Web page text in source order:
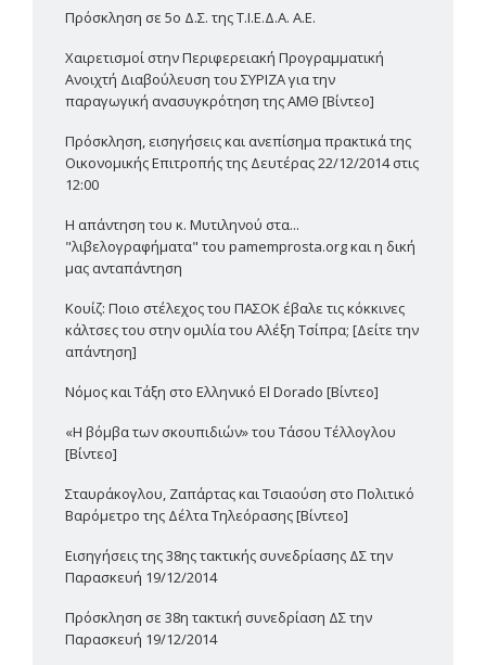
Πρόσκληση σε 5ο Δ.Σ. της Τ.Ι.Ε.Δ.Α. Α.Ε.
Χαιρετισμοί στην Περιφερειακή Προγραμματική
Ανοιχτή Διαβούλευση του ΣΥΡΙΖΑ για την
παραγωγική ανασυγκρότηση της ΑΜΘ [Βίντεο]
Πρόσκληση, εισηγήσεις και ανεπίσημα πρακτικά της
Οικονομικής Επιτροπής της Δευτέρας 22/12/2014 στις
12:00
Η απάντηση του κ. Μυτιληνού στα...
"λιβελογραφήματα" του pamemprosta.org και η δική
μας ανταπάντηση
Κουίζ: Ποιο στέλεχος του ΠΑΣΟΚ έβαλε τις κόκκινες
κάλτσες του στην ομιλία του Αλέξη Τσίπρα; [Δείτε την
απάντηση]
Νόμος και Τάξη στο Ελληνικό El Dorado [Βίντεο]
«Η βόμβα των σκουπιδιών» του Τάσου Τέλλογλου
[Βίντεο]
Σταυράκογλου, Ζαπάρτας και Τσιαούση στο Πολιτικό
Βαρόμετρο της Δέλτα Τηλεόρασης [Βίντεο]
Εισηγήσεις της 38ης τακτικής συνεδρίασης ΔΣ την
Παρασκευή 19/12/2014
Πρόσκληση σε 38η τακτική συνεδρίαση ΔΣ την
Παρασκευή 19/12/2014